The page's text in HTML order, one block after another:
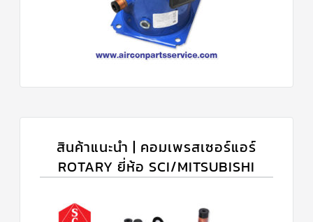
สินค้าแนะนำ | คอมเพรสเซอร์แอร์
ROTARY ยี่ห้อ SCI/MITSUBISHI